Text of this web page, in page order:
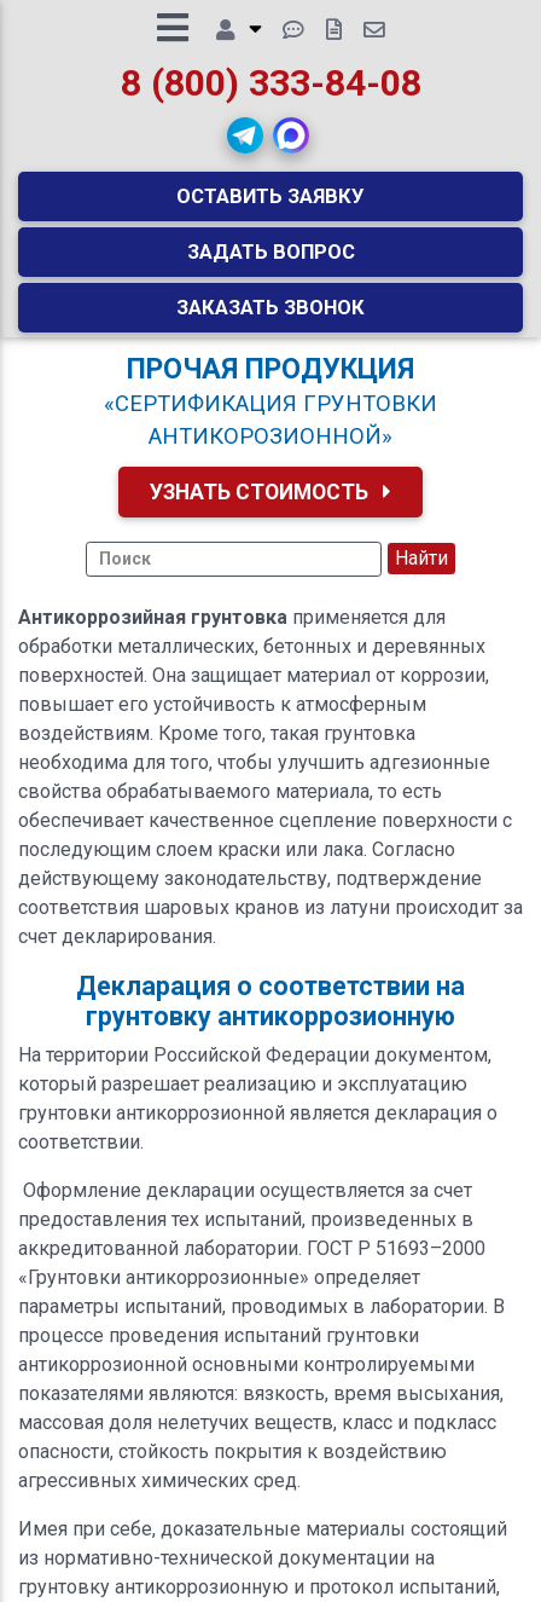
8 (800) 333-84-08
ОСТАВИТЬ ЗАЯВКУ
ЗАДАТЬ ВОПРОС
ЗАКАЗАТЬ ЗВОНОК
ПРОЧАЯ ПРОДУКЦИЯ
«СЕРТИФИКАЦИЯ ГРУНТОВКИ
АНТИКОРОЗИОННОЙ»
УЗНАТЬ СТОИМОСТЬ
Антикоррозийная грунтовка применяется для
обработки металлических, бетонных и деревянных
поверхностей. Она защищает материал от коррозии,
повышает его устойчивость к атмосферным
воздействиям. Кроме того, такая грунтовка
необходима для того, чтобы улучшить адгезионные
свойства обрабатываемого материала, то есть
обеспечивает качественное сцепление поверхности с
последующим слоем краски или лака. Согласно
действующему законодательству, подтверждение
соответствия шаровых кранов из латуни происходит за
счет декларирования.
Декларация о соответствии на
грунтовку антикоррозионную
На территории Российской Федерации документом,
который разрешает реализацию и эксплуатацию
грунтовки антикоррозионной является декларация о
соответствии.
Оформление декларации осуществляется за счет
предоставления тех испытаний, произведенных в
аккредитованной лаборатории. ГОСТ Р 51693–2000
«Грунтовки антикоррозионные» определяет
параметры испытаний, проводимых в лаборатории. В
процессе проведения испытаний грунтовки
антикоррозионной основными контролируемыми
показателями являются: вязкость, время высыхания,
массовая доля нелетучих веществ, класс и подкласс
опасности, стойкость покрытия к воздействию
агрессивных химических сред.
Имея при себе, доказательные материалы состоящий
из нормативно-технической документации на
грунтовку антикоррозионную и протокол испытаний,